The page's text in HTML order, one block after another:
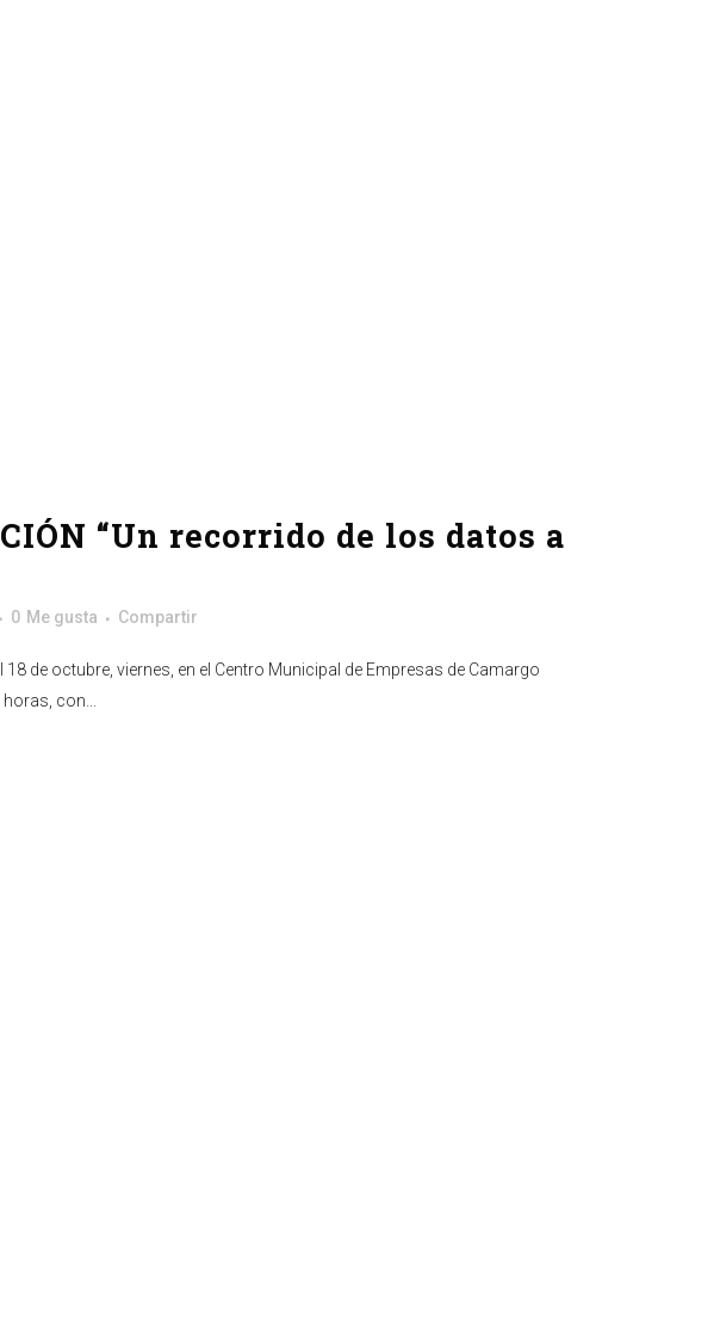
“Un recorrido de los datos a
0 Me gusta Compartir
18 de octubre, viernes, en el Centro Municipal de Empresas de Camargo
con...